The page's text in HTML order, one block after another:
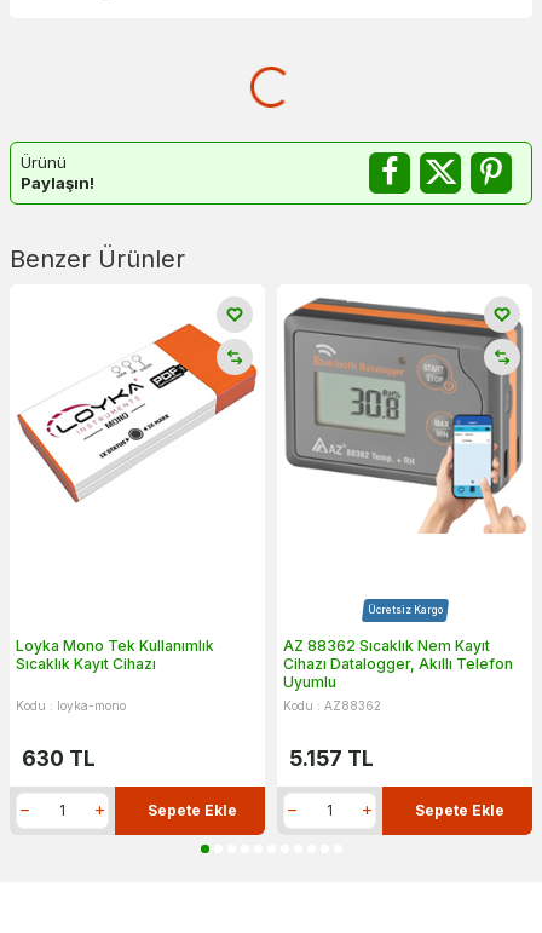
Ürünü
Paylaşın!
Benzer Ürünler
Loyka Mono Tek Kullanımlık
Sıcaklık Kayıt Cihazı
Kodu : loyka-mono
630 TL
Sepete Ekle
Ücretsiz Kargo
AZ 88362 Sıcaklık Nem Kayıt
Cihazı Datalogger, Akıllı Telefon
Uyumlu
Kodu : AZ88362
5.157 TL
Sepete Ekle